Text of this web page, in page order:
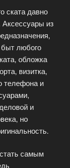
ската давно
из
быт любого
обложка
визитка,
телефона и
и
но
самым